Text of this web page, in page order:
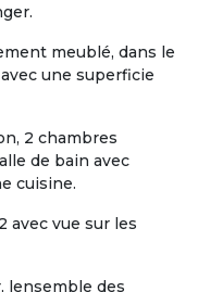
meublé, dans le
une superficie
2 chambres
de bain avec
cuisine.
avec vue sur les
lensemble des